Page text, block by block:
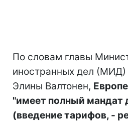
По словам главы
иностранных дел
Элины Валтонен,
"имеет полный мандат
(введение тарифов, -